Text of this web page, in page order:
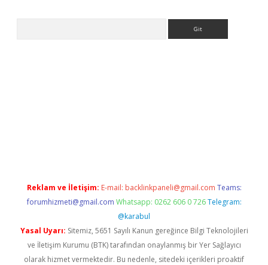
Reklam ve İletişim: E-mail: backlinkpaneli@gmail.com Teams:
forumhizmeti@gmail.com Whatsapp: 0262 606 0 726 Telegram:
@karabul
Yasal Uyarı: Sitemiz, 5651 Sayılı Kanun gereğince Bilgi Teknolojileri
ve İletişim Kurumu (BTK) tarafından onaylanmış bir Yer Sağlayıcı
olarak hizmet vermektedir. Bu nedenle, sitedeki içerikleri proaktif